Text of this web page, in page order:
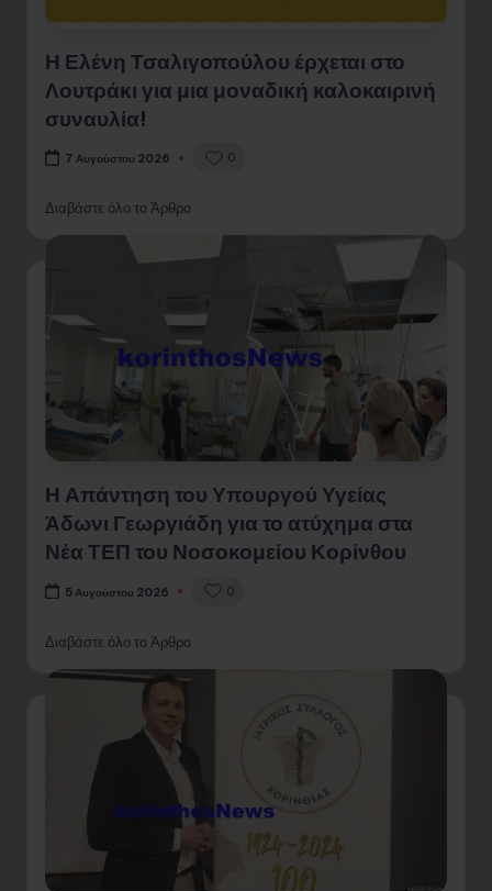
Η Ελένη Τσαλιγοπούλου έρχεται στο
Λουτράκι για μια μοναδική καλοκαιρινή
συναυλία!
7 Αυγούστου 2026 0
Διαβάστε όλο το Άρθρο
Η Απάντηση του Υπουργού Υγείας
Άδωνι Γεωργιάδη για το ατύχημα στα
Νέα ΤΕΠ του Νοσοκομείου Κορίνθου
5 Αυγούστου 2026 0
Διαβάστε όλο το Άρθρο